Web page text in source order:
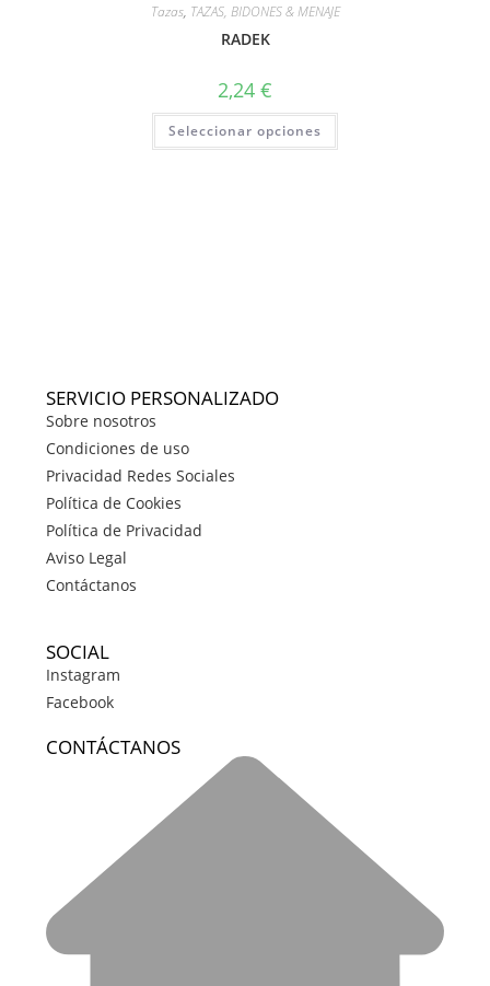
Tazas, TAZAS, BIDONES & MENAJE
RADEK
2,24 €
Seleccionar opciones
SERVICIO PERSONALIZADO
Sobre nosotros
Condiciones de uso
Privacidad Redes Sociales
Política de Cookies
Política de Privacidad
Aviso Legal
Contáctanos
SOCIAL
Instagram
Facebook
CONTÁCTANOS